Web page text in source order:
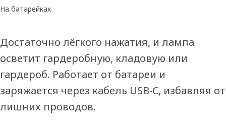
На батарейках
Достаточно лёгкого нажатия, и лампа
осветит гардеробную, кладовую или
гардероб. Работает от батареи и
заряжается через кабель USB‑C, избавляя от
лишних проводов.